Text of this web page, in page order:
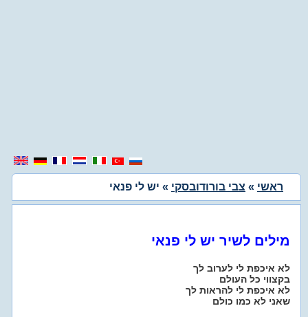
ראשי » צבי בורודובסקי » יש לי פנאי
מילים לשיר יש לי פנאי
לא איכפת לי לערוב לך
בקצווי כל העולם
לא איכפת לי להראות לך
שאני לא כמו כולם